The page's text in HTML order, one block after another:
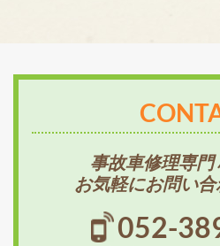
事故車修理専門
お気軽にお問い
052-